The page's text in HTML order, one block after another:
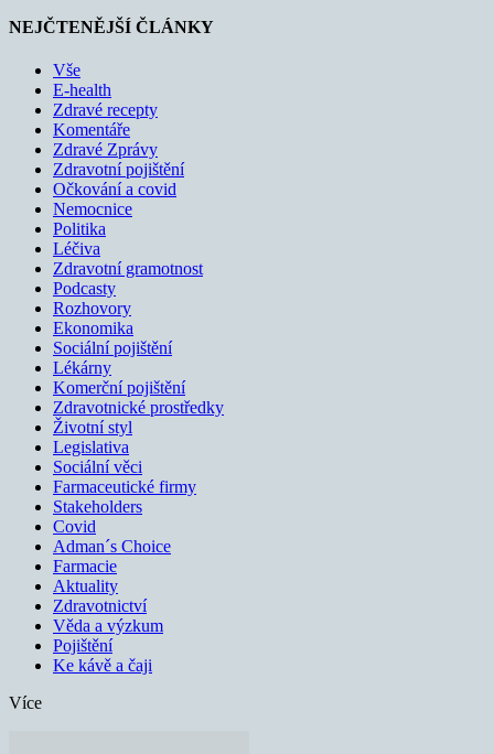
NEJČTENĚJŠÍ ČLÁNKY
Vše
E-health
Zdravé recepty
Komentáře
Zdravé Zprávy
Zdravotní pojištění
Očkování a covid
Nemocnice
Politika
Léčiva
Zdravotní gramotnost
Podcasty
Rozhovory
Ekonomika
Sociální pojištění
Lékárny
Komerční pojištění
Zdravotnické prostředky
Životní styl
Legislativa
Sociální věci
Farmaceutické firmy
Stakeholders
Covid
Adman´s Choice
Farmacie
Aktuality
Zdravotnictví
Věda a výzkum
Pojištění
Ke kávě a čaji
Více